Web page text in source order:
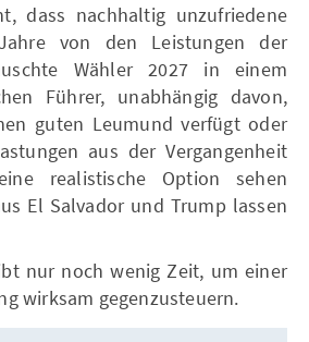
dass nachhaltig unzufriedene
von den Leistungen der
Wähler 2027 in einem
Führer, unabhängig davon,
guten Leumund verfügt oder
aus der Vergangenheit
realistische Option sehen
El Salvador und Trump lassen
nur noch wenig Zeit, um einer
wirksam gegenzusteuern.